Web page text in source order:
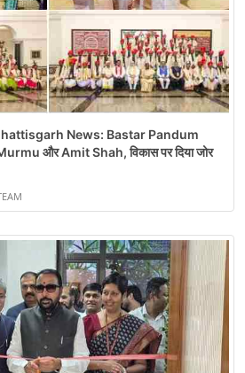
News: Bastar Pandum
और Amit Shah, विकास पर दिया जोर